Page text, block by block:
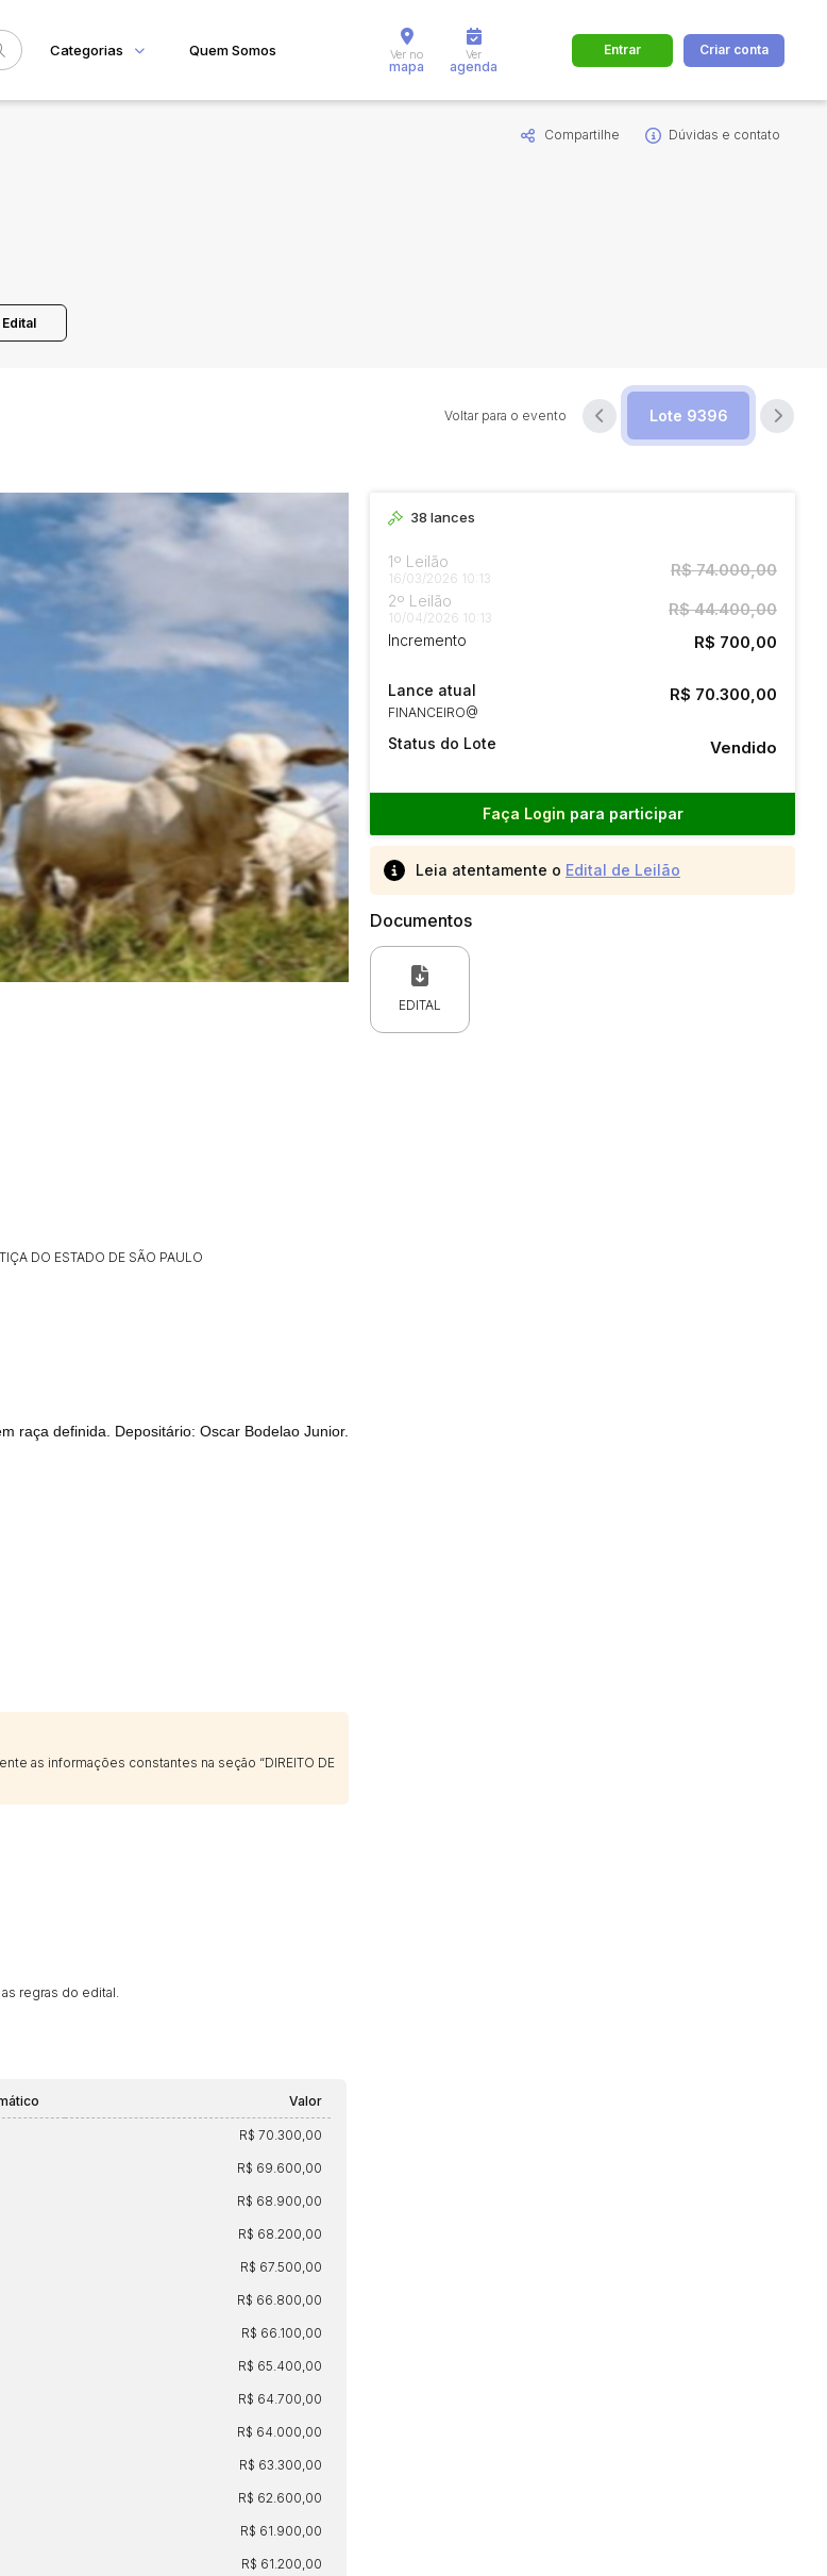
Cidade
Categorias Quem Somos Ver no
mapa
Ver
agenda
Entrar Criar conta
Compartilhe Dúvidas e contato
Voltar para o evento
38 lances
1º Leilão
16/03/2026 10:13 R$ 74.000,00
2º Leilão
10/04/2026 10:13 R$ 44.400,00
Incremento R$ 700,00
Lance atual
FINANCEIRO@
R$ 70.300,00
Status do Lote Vendido
Faça Login para participar
Leia atentamente o Edital de Leilão
Documentos
EDITAL
DO ESTADO DE SÃO PAULO
raça definida. Depositário: Oscar Bodelao Junior.
as informações constantes na seção “DIREITO DE
regras do edital.
Valor
R$ 70.300,00
R$ 69.600,00
R$ 68.900,00
R$ 68.200,00
R$ 67.500,00
R$ 66.800,00
R$ 66.100,00
R$ 65.400,00
R$ 64.700,00
R$ 64.000,00
R$ 63.300,00
R$ 62.600,00
R$ 61.900,00
R$ 61.200,00